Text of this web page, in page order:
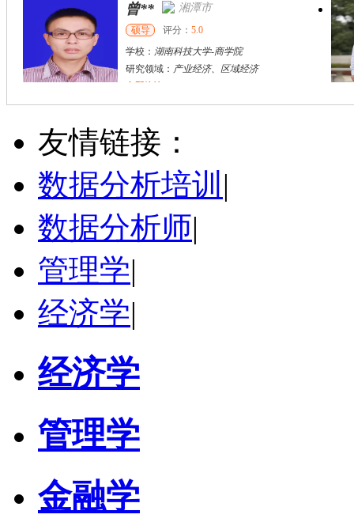
曾** 湘潭市
硕导 评分： 5.0
学校： 湖南科技大学-商学院
研究领域： 产业经济、区域经济
立即咨询
胡** 株洲市
硕导
学校：湖南工业大学
立即咨询
友情链接：
数据分析培训 |
数据分析师|
管理学|
经济学|
经济学
管理学
金融学